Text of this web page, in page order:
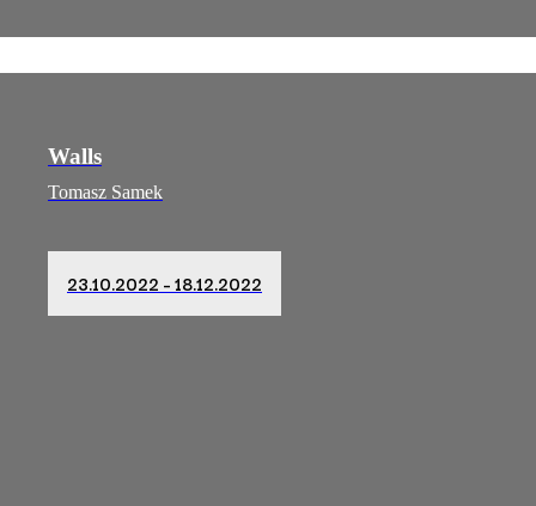
Walls
Tomasz Samek
23.10.2022 – 18.12.2022